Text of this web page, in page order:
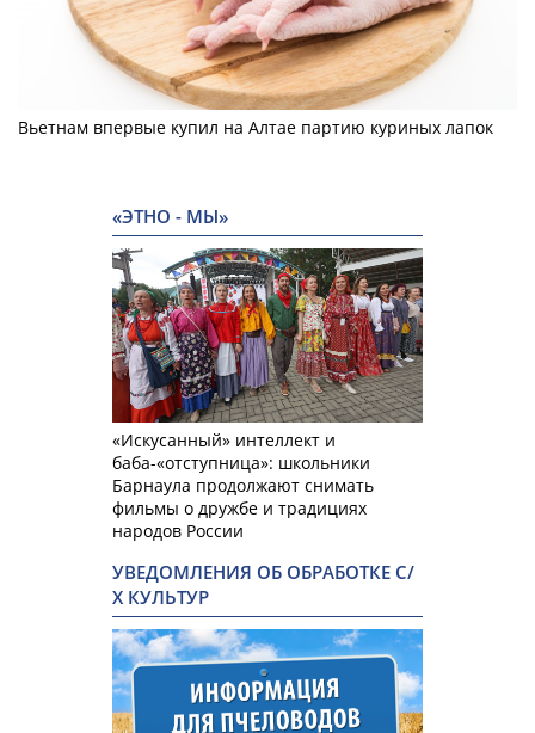
Вьетнам впервые купил на Алтае партию куриных лапок
«ЭТНО - МЫ»
«Искусанный» интеллект и
баба-«отступница»: школьники
Барнаула продолжают снимать
фильмы о дружбе и традициях
народов России
УВЕДОМЛЕНИЯ ОБ ОБРАБОТКЕ С/
Х КУЛЬТУР